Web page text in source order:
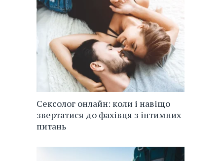
Сексолог онлайн: коли і навіщо
звертатися до фахівця з інтимних
питань